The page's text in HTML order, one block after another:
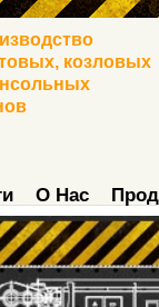
козловых
О Нас